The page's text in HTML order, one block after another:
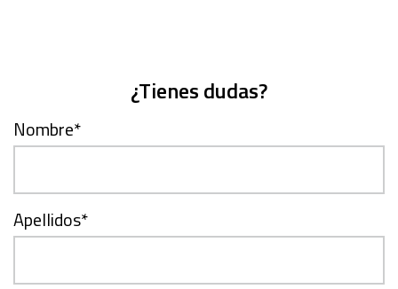
¿Tienes dudas?
Nombre*
Apellidos*